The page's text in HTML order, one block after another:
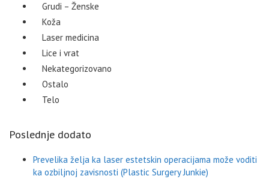
Grudi – Ženske
Koža
Laser medicina
Lice i vrat
Nekategorizovano
Ostalo
Telo
Poslednje dodato
Prevelika želja ka laser estetskin operacijama može voditi
ka ozbiljnoj zavisnosti (Plastic Surgery Junkie)